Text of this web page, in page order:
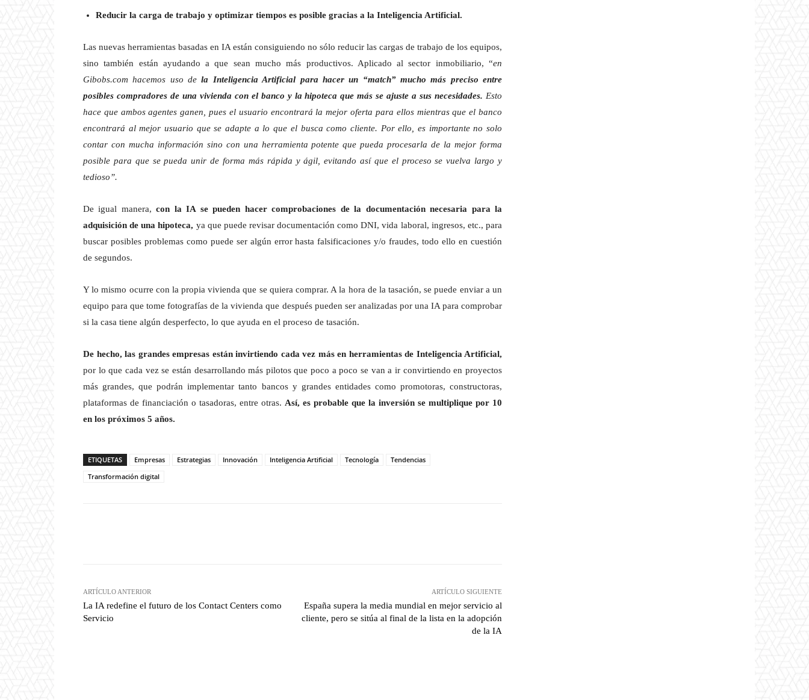
Reducir la carga de trabajo y optimizar tiempos es posible gracias a la Inteligencia Artificial.
Las nuevas herramientas basadas en IA están consiguiendo no sólo reducir las cargas de trabajo de los equipos,
sino también están ayudando a que sean mucho más productivos. Aplicado al sector inmobiliario, “en
Gibobs.com hacemos uso dela Inteligencia Artificial para hacer un “match” mucho más preciso entre
posibles compradores de una vivienda con el banco y la hipoteca que más se ajuste a sus necesidades. Esto
hace que ambos agentes ganen, pues el usuario encontrará la mejor oferta para ellos mientras que el banco
encontrará al mejor usuario que se adapte a lo que el busca como cliente. Por ello, es importante no solo
contar con mucha información sino con una herramienta potente que pueda procesarla de la mejor forma
posible para que se pueda unir de forma más rápida y ágil, evitando así que el proceso se vuelva largo y
tedioso”.
De igual manera,con la IA se pueden hacer comprobaciones de la documentación necesaria para la
adquisición de una hipoteca, ya que puede revisar documentación como DNI, vida laboral, ingresos, etc., para
buscar posibles problemas como puede ser algún error hasta falsificaciones y/o fraudes, todo ello en cuestión
de segundos.
Y lo mismo ocurre con la propia vivienda que se quiera comprar. A la hora de la tasación, se puede enviar a un
equipo para que tome fotografías de la vivienda que después pueden ser analizadas por una IA para comprobar
si la casa tiene algún desperfecto, lo que ayuda en el proceso de tasación.
De hecho, las grandes empresas están invirtiendo cada vez más en herramientas de Inteligencia Artificial,
por lo que cada vez se están desarrollando más pilotos que poco a poco se van a ir convirtiendo en proyectos
más grandes, que podrán implementar tanto bancos y grandes entidades como promotoras, constructoras,
plataformas de financiación o tasadoras, entre otras. Así, es probable que la inversión se multiplique por 10
en los próximos 5 años.
ETIQUETAS Empresas Estrategias Innovación Inteligencia Artificial Tecnología
Tendencias
Transformación digital
ARTÍCULO ANTERIOR
La IA redefine el futuro de los Contact Centers como
Servicio
ARTÍCULO SIGUIENTE
España supera la media mundial en mejor servicio al
cliente, pero se sitúa al final de la lista en la adopción
de la IA